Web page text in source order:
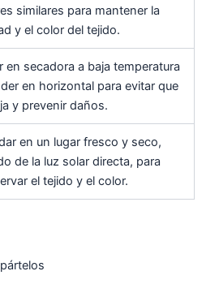
similares para mantener la
y el color del tejido.
en secadora a baja temperatura
en horizontal para evitar que
y prevenir daños.
en un lugar fresco y seco,
de la luz solar directa, para
el tejido y el color.